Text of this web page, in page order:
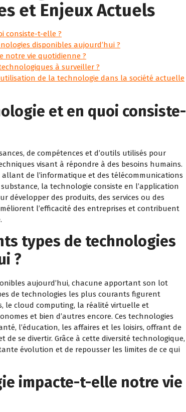
et Enjeux Actuels
consiste-t-elle ?
disponibles aujourd’hui ?
notre vie quotidienne ?
à surveiller ?
de la technologie dans la société actuelle
et en quoi consiste-
de compétences et d’outils utilisés pour
visant à répondre à des besoins humains.
de l’informatique et des télécommunications
la technologie consiste en l’application
développer des produits, des services ou des
l’efficacité des entreprises et contribuent
types de technologies
?
aujourd’hui, chacune apportant son lot
de technologies les plus courants figurent
le cloud computing, la réalité virtuelle et
et bien d’autres encore. Ces technologies
l’éducation, les affaires et les loisirs, offrant de
de se divertir. Grâce à cette diversité technologique,
évolution et de repousser les limites de ce qui
impacte-t-elle notre vie